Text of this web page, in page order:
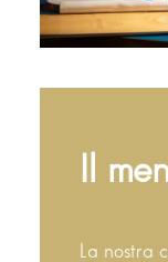
Il
La nostra